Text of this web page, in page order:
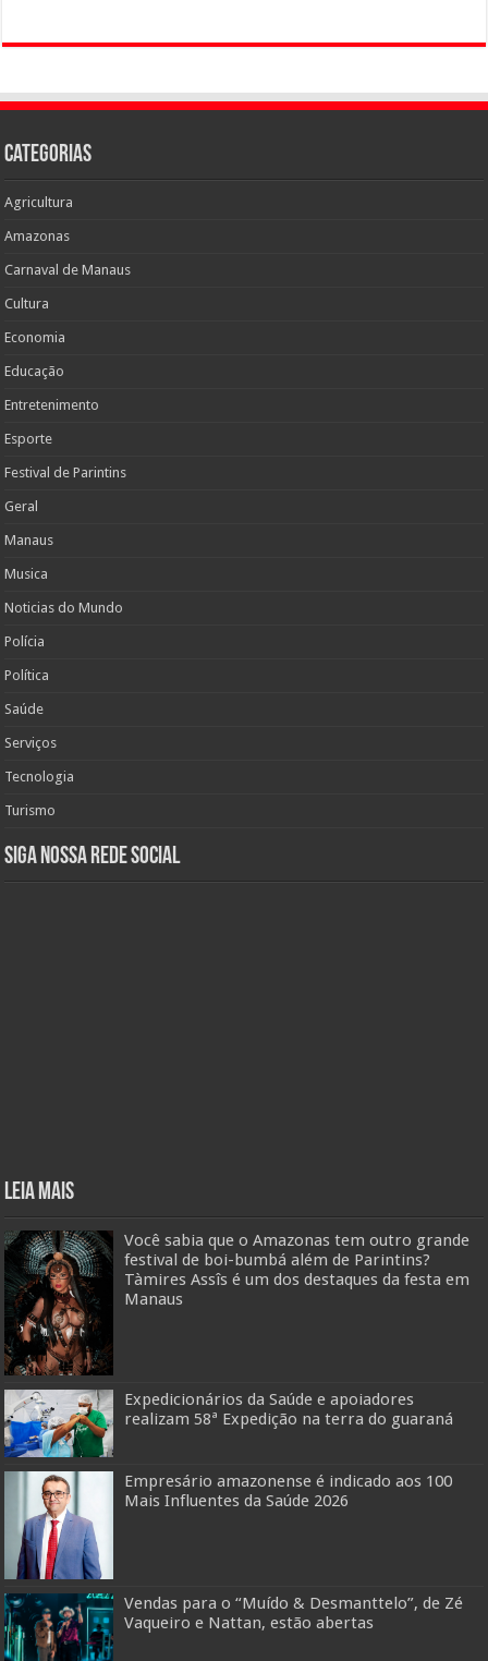
Categorias
Agricultura
Amazonas
Carnaval de Manaus
Cultura
Economia
Educação
Entretenimento
Esporte
Festival de Parintins
Geral
Manaus
Musica
Noticias do Mundo
Polícia
Política
Saúde
Serviços
Tecnologia
Turismo
Siga nossa rede social
Leia mais
Você sabia que o Amazonas tem outro grande
festival de boi-bumbá além de Parintins?
Tàmires Assîs é um dos destaques da festa em
Manaus
Expedicionários da Saúde e apoiadores
realizam 58ª Expedição na terra do guaraná
Empresário amazonense é indicado aos 100
Mais Influentes da Saúde 2026
Vendas para o “Muído & Desmanttelo”, de Zé
Vaqueiro e Nattan, estão abertas